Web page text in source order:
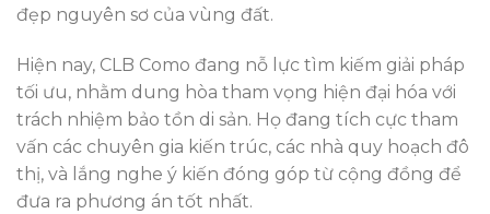
đẹp nguyên sơ của vùng đất.
Hiện nay, CLB Como đang nỗ lực tìm kiếm giải pháp
tối ưu, nhằm dung hòa tham vọng hiện đại hóa với
trách nhiệm bảo tồn di sản. Họ đang tích cực tham
vấn các chuyên gia kiến trúc, các nhà quy hoạch đô
thị, và lắng nghe ý kiến đóng góp từ cộng đồng để
đưa ra phương án tốt nhất.